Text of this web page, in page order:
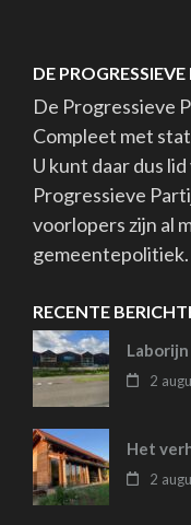
DE PROGRESSIEVE
De Progressieve
Compleet met
U kunt daar dus
Progressieve
voorlopers zijn al
gemeentepolitiek.
RECENTE
2
Het
2